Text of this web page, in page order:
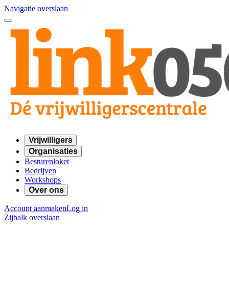
Navigatie overslaan
Vrijwilligers
Organisaties
Besturenloket
Bedrijven
Workshops
Over ons
Account aanmakenLog in
Zijbalk overslaan